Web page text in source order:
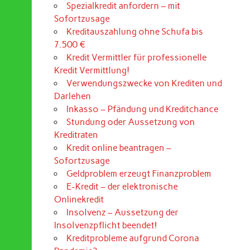
Spezialkredit anfordern – mit
Sofortzusage
Kreditauszahlung ohne Schufa bis
7.500 €
Kredit Vermittler für professionelle
Kredit Vermittlung!
Verwendungszwecke von Krediten und
Darlehen
Inkasso – Pfändung und Kreditchance
Stundung oder Aussetzung von
Kreditraten
Kredit online beantragen –
Sofortzusage
Geldproblem erzeugt Finanzproblem
E-Kredit – der elektronische
Onlinekredit
Insolvenz – Aussetzung der
Insolvenzpflicht beendet!
Kreditprobleme aufgrund Corona